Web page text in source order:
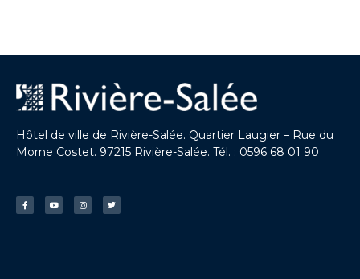
Hôtel de ville de Rivière-Salée. Quartier Laugier – Rue du
Morne Costet. 97215 Rivière-Salée. Tél. : 0596 68 01 90